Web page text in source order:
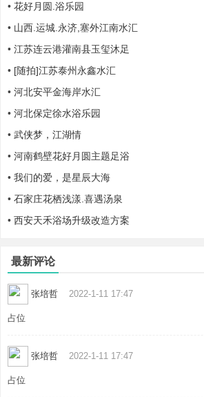
非
商
• 花好月圆.浴乐园
• 山西.运城.永济,塞外江南水汇
• 江苏连云港灌南县玉玺沐足
• [随拍]江苏泰州永鑫水汇
• 河北安平金海岸水汇
• 河北保定徐水浴乐园
• 武侠梦，江湖情
• 河南鹤壁花好月圆主题足浴
• 我们的爱，是星辰大海
• 石家庄花栖浅漾.喜遇汤泉
• 西安天禾浴场升级改造方案
最新评论
张培哲 2022-1-11 17:47
占位
张培哲 2022-1-11 17:47
占位